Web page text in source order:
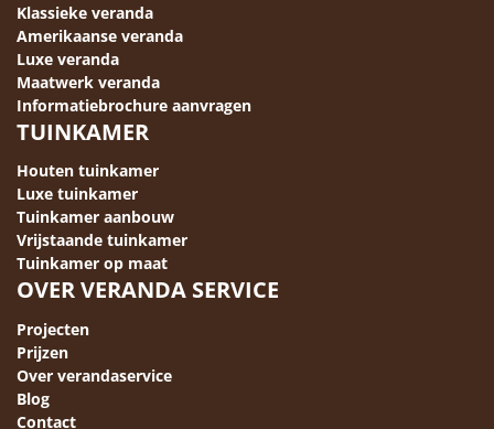
Klassieke veranda
Amerikaanse veranda
Luxe veranda
Maatwerk veranda
Informatiebrochure aanvragen
TUINKAMER
Houten tuinkamer
Luxe tuinkamer
Tuinkamer aanbouw
Vrijstaande tuinkamer
Tuinkamer op maat
OVER VERANDA SERVICE
Projecten
Prijzen
Over verandaservice
Blog
Contact